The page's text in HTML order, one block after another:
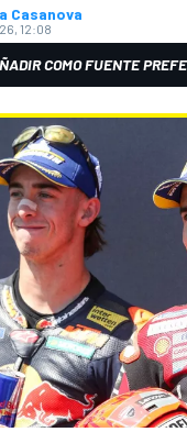
Casanova
12:08
COMO FUENTE